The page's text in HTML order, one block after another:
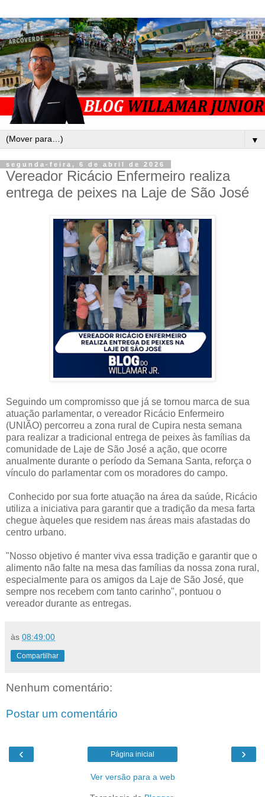
▼
segunda-feira, 6 de abril de 2026
Vereador Ricácio Enfermeiro realiza
entrega de peixes na Laje de São José
Seguindo um compromisso que já se tornou marca de sua
atuação parlamentar, o vereador Ricácio Enfermeiro
(UNIÃO) percorreu a zona rural de Cupira nesta semana
para realizar a tradicional entrega de peixes às famílias da
comunidade de Laje de São José a ação, que ocorre
anualmente durante o período da Semana Santa, reforça o
vínculo do parlamentar com os moradores do campo.
Conhecido por sua forte atuação na área da saúde, Ricácio
utiliza a iniciativa para garantir que a tradição da mesa farta
chegue àqueles que residem nas áreas mais afastadas do
centro urbano.
"Nosso objetivo é manter viva essa tradição e garantir que o
alimento não falte na mesa das famílias da nossa zona rural,
especialmente para os amigos da Laje de São José, que
sempre nos recebem com tanto carinho", pontuou o
vereador durante as entregas.
às 08:49:00
Compartilhar
Nenhum comentário:
Postar um comentário
‹ ›
Página inicial
Ver versão para a web